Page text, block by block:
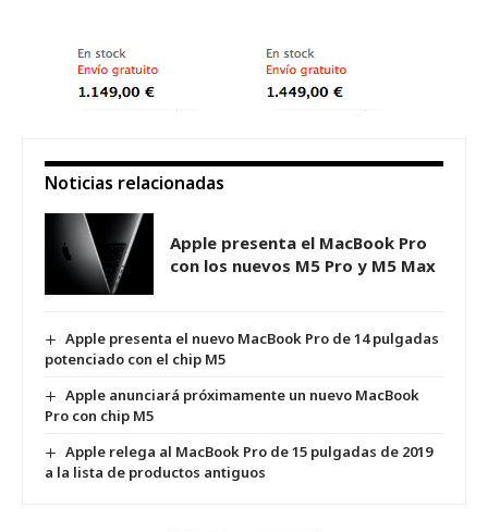
Noticias relacionadas
Apple presenta el MacBook Pro
con los nuevos M5 Pro y M5 Max
Apple presenta el nuevo MacBook Pro de 14 pulgadas
potenciado con el chip M5
Apple anunciará próximamente un nuevo MacBook
Pro con chip M5
Apple relega al MacBook Pro de 15 pulgadas de 2019
a la lista de productos antiguos